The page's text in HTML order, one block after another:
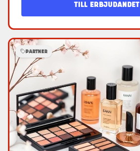
TILL ERBJUDANDET
PARTNER